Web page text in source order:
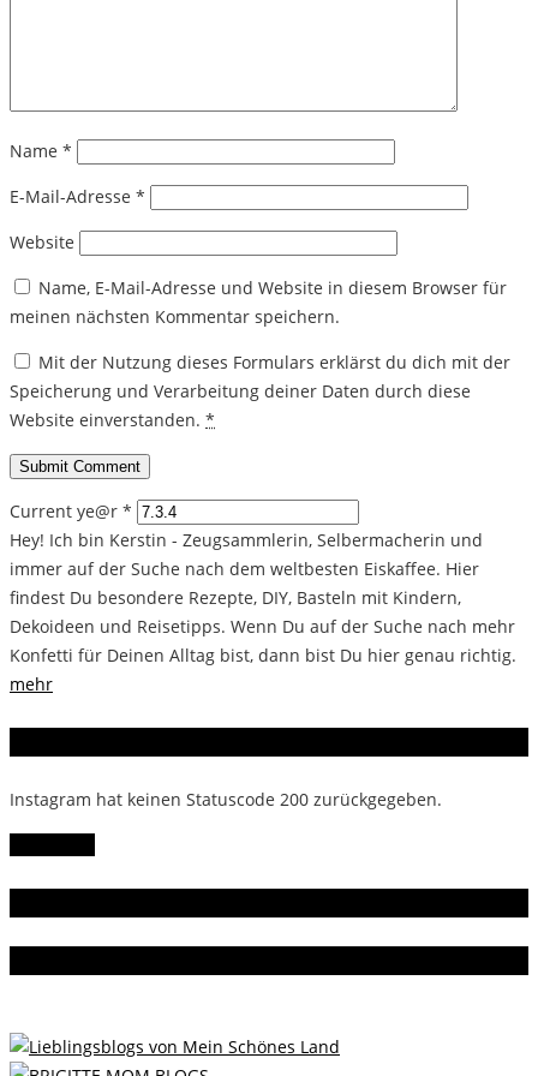
Name *
E-Mail-Adresse *
Website
Name, E-Mail-Adresse und Website in diesem Browser für
meinen nächsten Kommentar speichern.
Mit der Nutzung dieses Formulars erklärst du dich mit der
Speicherung und Verarbeitung deiner Daten durch diese
Website einverstanden. *
Current ye@r *
Hey! Ich bin Kerstin - Zeugsammlerin, Selbermacherin und
immer auf der Suche nach dem weltbesten Eiskaffee. Hier
findest Du besondere Rezepte, DIY, Basteln mit Kindern,
Dekoideen und Reisetipps. Wenn Du auf der Suche nach mehr
Konfetti für Deinen Alltag bist, dann bist Du hier genau richtig.
mehr
Instagram hat keinen Statuscode 200 zurückgegeben.